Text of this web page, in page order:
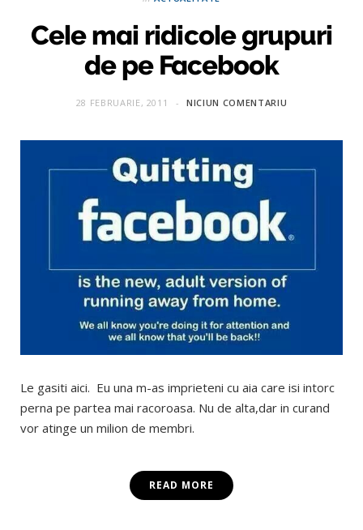
Cele mai ridicole grupuri
de pe Facebook
28 FEBRUARIE, 2011 NICIUN COMENTARIU
Le gasiti aici. Eu una m-as imprieteni cu aia care isi intorc
perna pe partea mai racoroasa. Nu de alta,dar in curand
vor atinge un milion de membri.
READ MORE